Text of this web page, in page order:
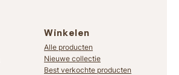
Winkelen
Alle producten
Nieuwe collectie
Best verkochte producten